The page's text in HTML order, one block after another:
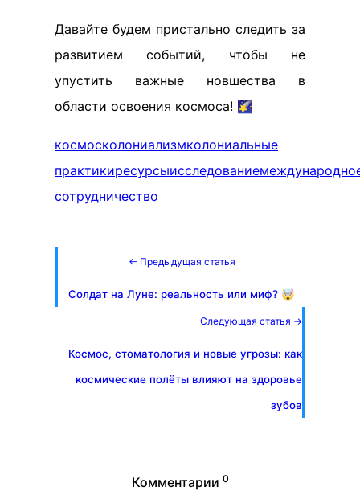
Давайте будем пристально следить за
развитием событий, чтобы не
упустить важные новшества в
области освоения космоса! 🌠
космосколониализмколониальные
практикиресурсыисследование
сотрудничество
← Предыдущая статья
Солдат на Луне: реальность или миф? 🤯
Следующая статья →
Космос, стоматология и новые угрозы: как
космические полёты влияют на здоровье
зубов
Комментарии 0